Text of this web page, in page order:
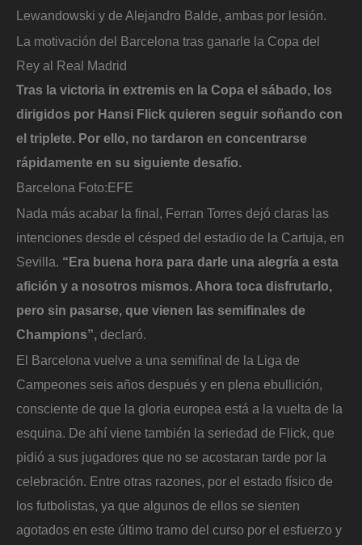
Lewandowski y de Alejandro Balde, ambas por lesión.
La motivación del Barcelona tras ganarle la Copa del
Rey al Real Madrid
Tras la victoria in extremis en la Copa el sábado, los
dirigidos por Hansi Flick quieren seguir soñando con
el triplete. Por ello, no tardaron en concentrarse
rápidamente en su siguiente desafío.
Barcelona Foto:EFE
Nada más acabar la final, Ferran Torres dejó claras las
intenciones desde el césped del estadio de la Cartuja, en
Sevilla. “Era buena hora para darle una alegría a esta
afición y a nosotros mismos. Ahora toca disfrutarlo,
pero sin pasarse, que vienen las semifinales de
Champions”, declaró.
El Barcelona vuelve a una semifinal de la Liga de
Campeones seis años después y en plena ebullición,
consciente de que la gloria europea está a la vuelta de la
esquina. De ahí viene también la seriedad de Flick, que
pidió a sus jugadores que no se acostaran tarde por la
celebración. Entre otras razones, por el estado físico de
los futbolistas, ya que algunos de ellos se sienten
agotados en este último tramo del curso por el esfuerzo y